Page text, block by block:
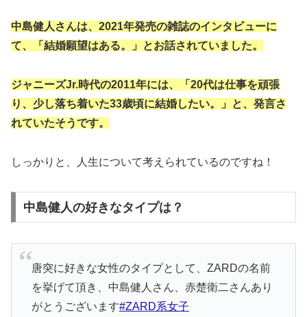
中島健人さんは、2021年発売の雑誌のインタビューに
て、「結婚願望はある。」とお話されていました。
ジャニーズJr.時代の2011年には、「20代は仕事を頑張
り、少し落ち着いた33歳頃に結婚したい。」と、発言さ
れていたそうです。
しっかりと、人生について考えられているのですね！
中島健人の好きなタイプは？
唐突に好きな女性のタイプとして、ZARDの名前
を挙げて頂き、中島健人さん、赤楚衛二さんあり
がとうございます#ZARD系女子